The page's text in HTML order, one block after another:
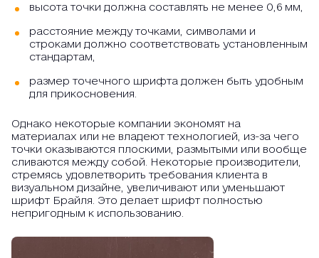
высота точки должна составлять не менее 0,6 мм,
расстояние между точками, символами и
строками должно соответствовать установленным
стандартам,
размер точечного шрифта должен быть удобным
для прикосновения.
Однако некоторые компании экономят на
материалах или не владеют технологией, из-за чего
точки оказываются плоскими, размытыми или вообще
сливаются между собой. Некоторые производители,
стремясь удовлетворить требования клиента в
визуальном дизайне, увеличивают или уменьшают
шрифт Брайля. Это делает шрифт полностью
непригодным к использованию.